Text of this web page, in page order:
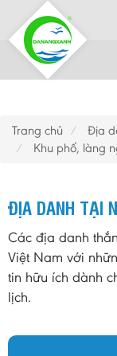
Trang chủ Địa
Khu phố, làng
ĐỊA DANH TẠI
Các địa danh
Việt Nam với
tin hữu ích dành
lịch.